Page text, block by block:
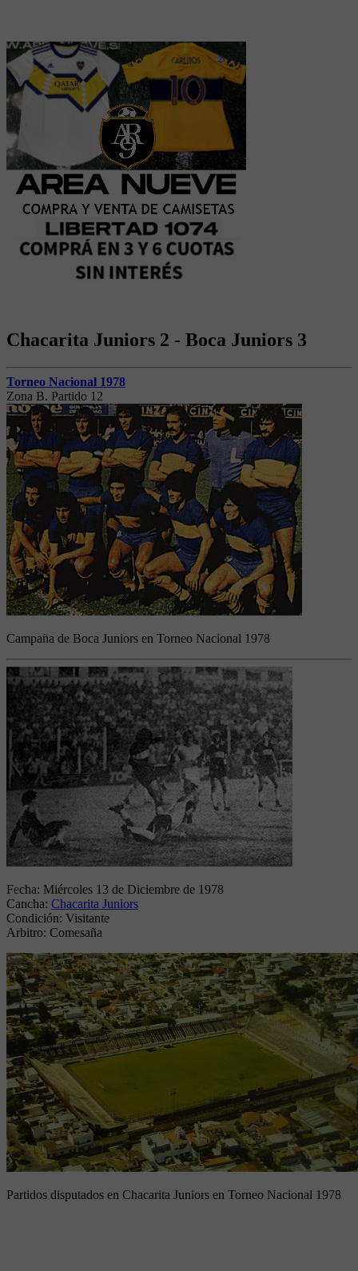
Chacarita Juniors 2 - Boca Juniors 3
Torneo Nacional 1978
Zona B. Partido 12
Campaña de Boca Juniors en Torneo Nacional 1978
Fecha: Miércoles 13 de Diciembre de 1978
Cancha: Chacarita Juniors
Condición: Visitante
Arbitro: Comesaña
Partidos disputados en Chacarita Juniors en Torneo Nacional 1978